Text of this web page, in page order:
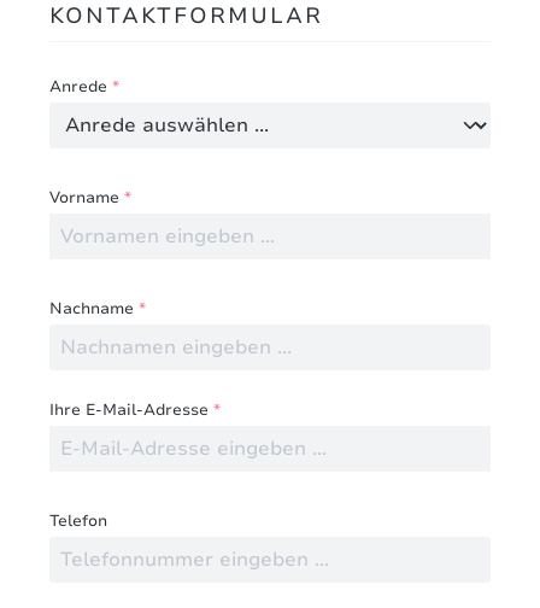
KONTAKTFORMULAR
Anrede *
Vorname *
Nachname *
Ihre E-Mail-Adresse *
Telefon